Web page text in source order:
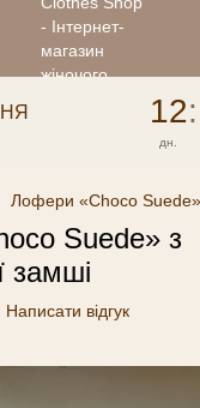
12:
дн.
Лофери «Choco Suede»
Suede» з
замші
Написати відгук